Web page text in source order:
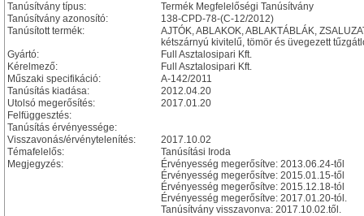
Tanúsítvány típus:
Termék Megfelelőségi Tanúsítvány
Tanúsítvány azonosító:
138-CPD-78-(C-12/2012)
Tanúsított termék:
AJTÓK, ABLAKOK, ABLAKTÁBLÁK,
kétszárnyú kivitelű, tömör és üvegezett
Gyártó:
Full Asztalosipari Kft.
Kérelmező:
Full Asztalosipari Kft.
Műszaki specifikáció:
A-142/2011
Tanúsítás kiadása:
2012.04.20
Utolsó megerősítés:
2017.01.20
Felfüggesztés:
Tanúsítás érvényessége:
Visszavonás/érvénytelenítés:
2017.10.02
Témafelelős:
Tanúsítási Iroda
Megjegyzés:
Érvényesség megerősítve: 2013.06.24-től
Érvényesség megerősítve: 2015.01.15-től
Érvényesség megerősítve: 2015.12.18-tól
Érvényesség megerősítve: 2017.01.20-tól.
Tanúsítvány visszavonva: 2017.10.02.től.